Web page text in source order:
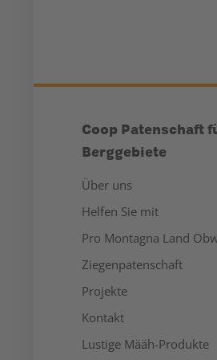
Coop Patenschaft
Berggebiete
Über uns
Helfen Sie mit
Pro Montagna Land
Ziegenpatenschaft
Projekte
Kontakt
Lustige Määh-Produkte